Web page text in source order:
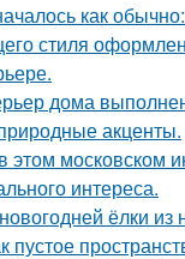
как
стиля
дома
акценты.
этом московском
интереса.
ёлки из
пустое